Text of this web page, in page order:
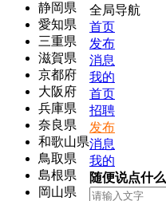
静岡県
愛知県
三重県
滋賀県
京都府
大阪府
兵庫県
奈良県
和歌山県
鳥取県
島根県
岡山県
全局导航
首页
发布
消息
我的
首页
招聘
发布
消息
我的
随便说点什么